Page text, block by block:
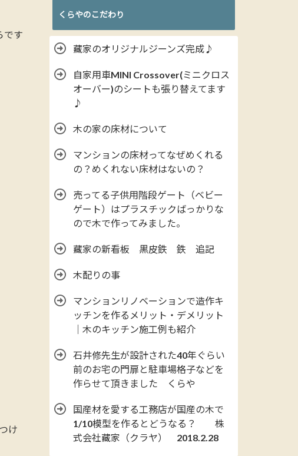
です
け
くらやのこだわり
藏家のオリジナルジーンズ完成♪
自家用車MINI Crossover(ミニクロス
オーバー)のシートも張り替えてます
♪
木の家の床材について
マンションの床材ってなぜめくれる
の？めくれない床材はないの？
売ってる子供用階段ゲート（ベビー
ゲート）はプラスチックばっかりな
ので木で作ってみました。
藏家の新看板 黒皮鉄 鉄 追記
木配りの事
マンションリノベーションで造作キ
ッチンを作るメリット・デメリット
｜木のキッチン施工例も紹介
石井修先生が設計された40年ぐらい
前のお宅の門扉と駐車場格子などを
作らせて頂きました くらや
国産材を愛する工務店が国産の木で
1/10模型を作るとどうなる？ 株
式会社藏家（クラヤ） 2018.2.28